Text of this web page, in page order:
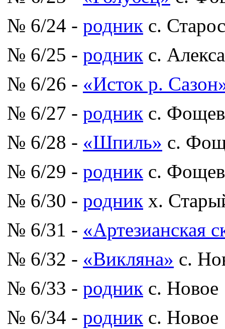
№ 6/24 - родник с.
№ 6/25 - родник с.
№ 6/26 - «Исток р.
№ 6/27 - родник с.
№ 6/28 - «Шпиль» с.
№ 6/29 - родник с.
№ 6/30 - родник х.
№ 6/31 - «Артезианская
№ 6/32 - «Викляна» с.
№ 6/33 - родник с. Новое
№ 6/34 - родник с. Новое